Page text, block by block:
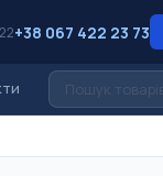
+38 067 422 23 73